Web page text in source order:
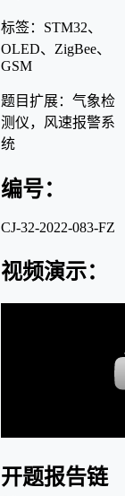
标签：STM32、
OLED、ZigBee、
GSM
题目扩展：气象检
测仪，风速报警系
统
编号：
CJ-32-2022-083-FZ
视频演示：
开题报告链